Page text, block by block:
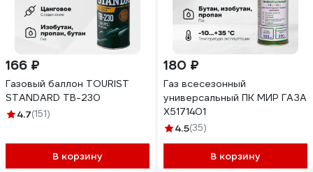
166 ₽
Газовый баллон TOURIST
STANDARD ТВ-230
4.7(151)
В корзину
180 ₽
Газ всесезонный
универсальный ПК МИР ГАЗА
X5171401
4.5(35)
В корзину